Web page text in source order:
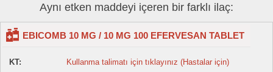
Aynı etken maddeyi içeren bir farklı ilaç:
EBICOMB 10 MG / 10 MG 100 EFERVESAN TABLET
KT:
Kullanma talimatı için tıklayınız (Hastalar için)